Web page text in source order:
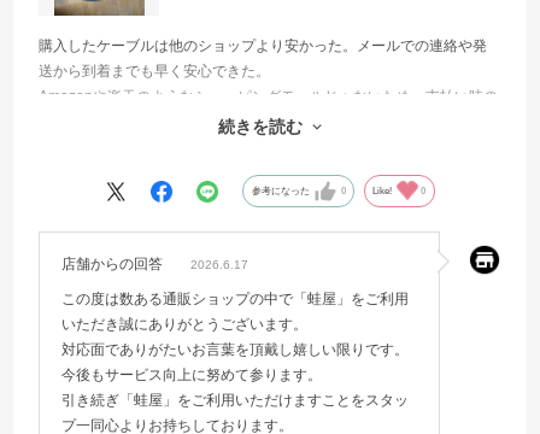
購入したケーブルは他のショップより安かった。メールでの連絡や発
送から到着までも早く安心できた。
Amazonや楽天のようなショッピングモールじゃないため、支払い時の
クレカ入力に抵抗があったが、AmazonPayに対応していたので安心し
続きを読む
参考になった 0 Like! 0
店舗からの回答 2026.6.17
この度は数ある通販ショップの中で「蛙屋」をご利用
いただき誠にありがとうございます。
対応面でありがたいお言葉を頂戴し嬉しい限りです。
今後もサービス向上に努めて参ります。
引き続ぎ「蛙屋」をご利用いただけますことをスタッ
プ一同心よりお持ちしております。